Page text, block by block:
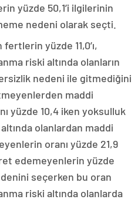
yüzde 50,1’i ilgilerinin
nedeni olarak seçti.
yüzde 11,0’ı,
riski altında olanların
nedeni ile gitmediğini
maddi
yüzde 10,4 iken yoksulluk
olanlardan maddi
oranı yüzde 21,9
edemeyenlerin yüzde
seçerken bu oran
riski altında olanlarda